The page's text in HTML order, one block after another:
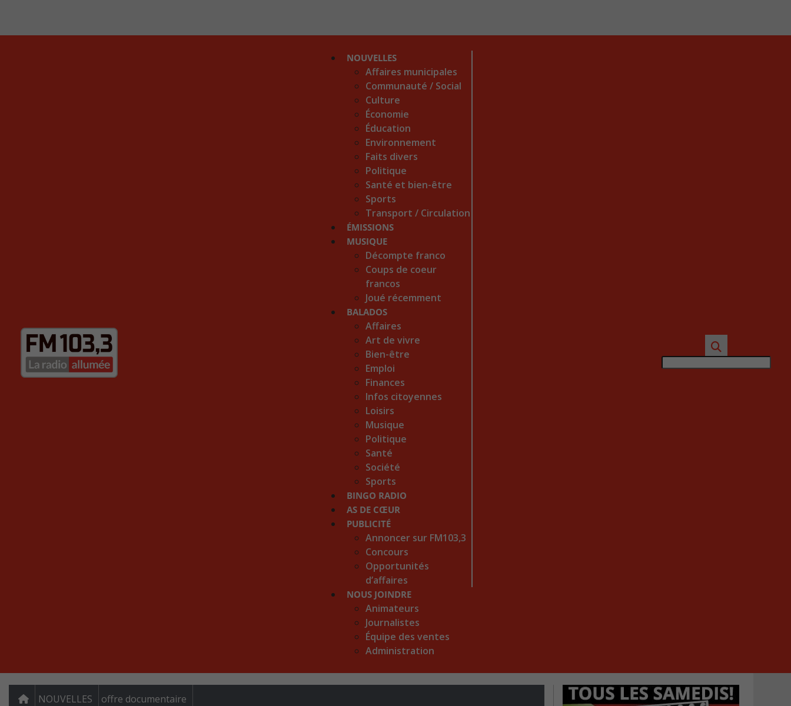
NOUVELLES
Affaires municipales
Communauté / Social
Culture
Économie
Éducation
Environnement
Faits divers
Politique
Santé et bien-être
Sports
Transport / Circulation
ÉMISSIONS
MUSIQUE
Décompte franco
Coups de coeur
francos
Joué récemment
BALADOS
Affaires
Art de vivre
Bien-être
Emploi
Finances
Infos citoyennes
Loisirs
Musique
Politique
Santé
Société
Sports
BINGO RADIO
AS DE CŒUR
PUBLICITÉ
Annoncer sur FM103,3
Concours
Opportunités
d’affaires
NOUS JOINDRE
Animateurs
Journalistes
Équipe des ventes
Administration
NOUVELLES offre documentaire